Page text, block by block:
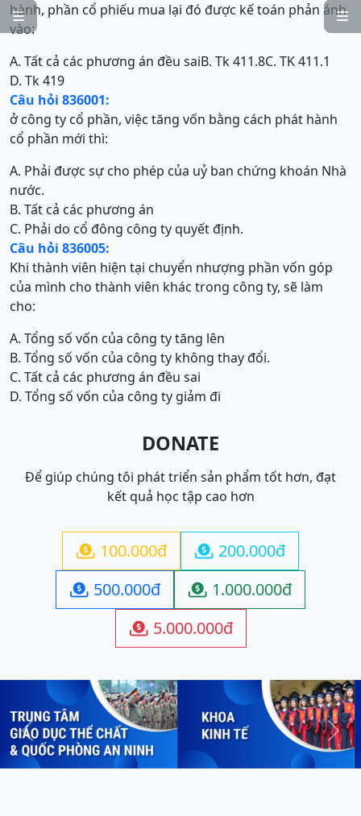


hành, phần cổ phiếu mua lại đó được kế toán phản ánh
vào:
A. Tất cả các phương án đều saiB. Tk 411.8C. TK 411.1
D. Tk 419
Câu hỏi 836001:
ở công ty cổ phần, việc tăng vốn bằng cách phát hành
cổ phần mới thì:
A. Phải được sự cho phép của uỷ ban chứng khoán Nhà
nước.
B. Tất cả các phương án
C. Phải do cổ đông công ty quyết định.
Câu hỏi 836005:
Khi thành viên hiện tại chuyển nhượng phần vốn góp
của mình cho thành viên khác trong công ty, sẽ làm
cho:
A. Tổng số vốn của công ty tăng lên
B. Tổng số vốn của công ty không thay đổi.
C. Tất cả các phương án đều sai
D. Tổng số vốn của công ty giảm đi
DONATE
Để giúp chúng tôi phát triển sản phẩm tốt hơn, đạt
kết quả học tập cao hơn
 100.000đ  200.000đ
 500.000đ  1.000.000đ
 5.000.000đ
Previous Next